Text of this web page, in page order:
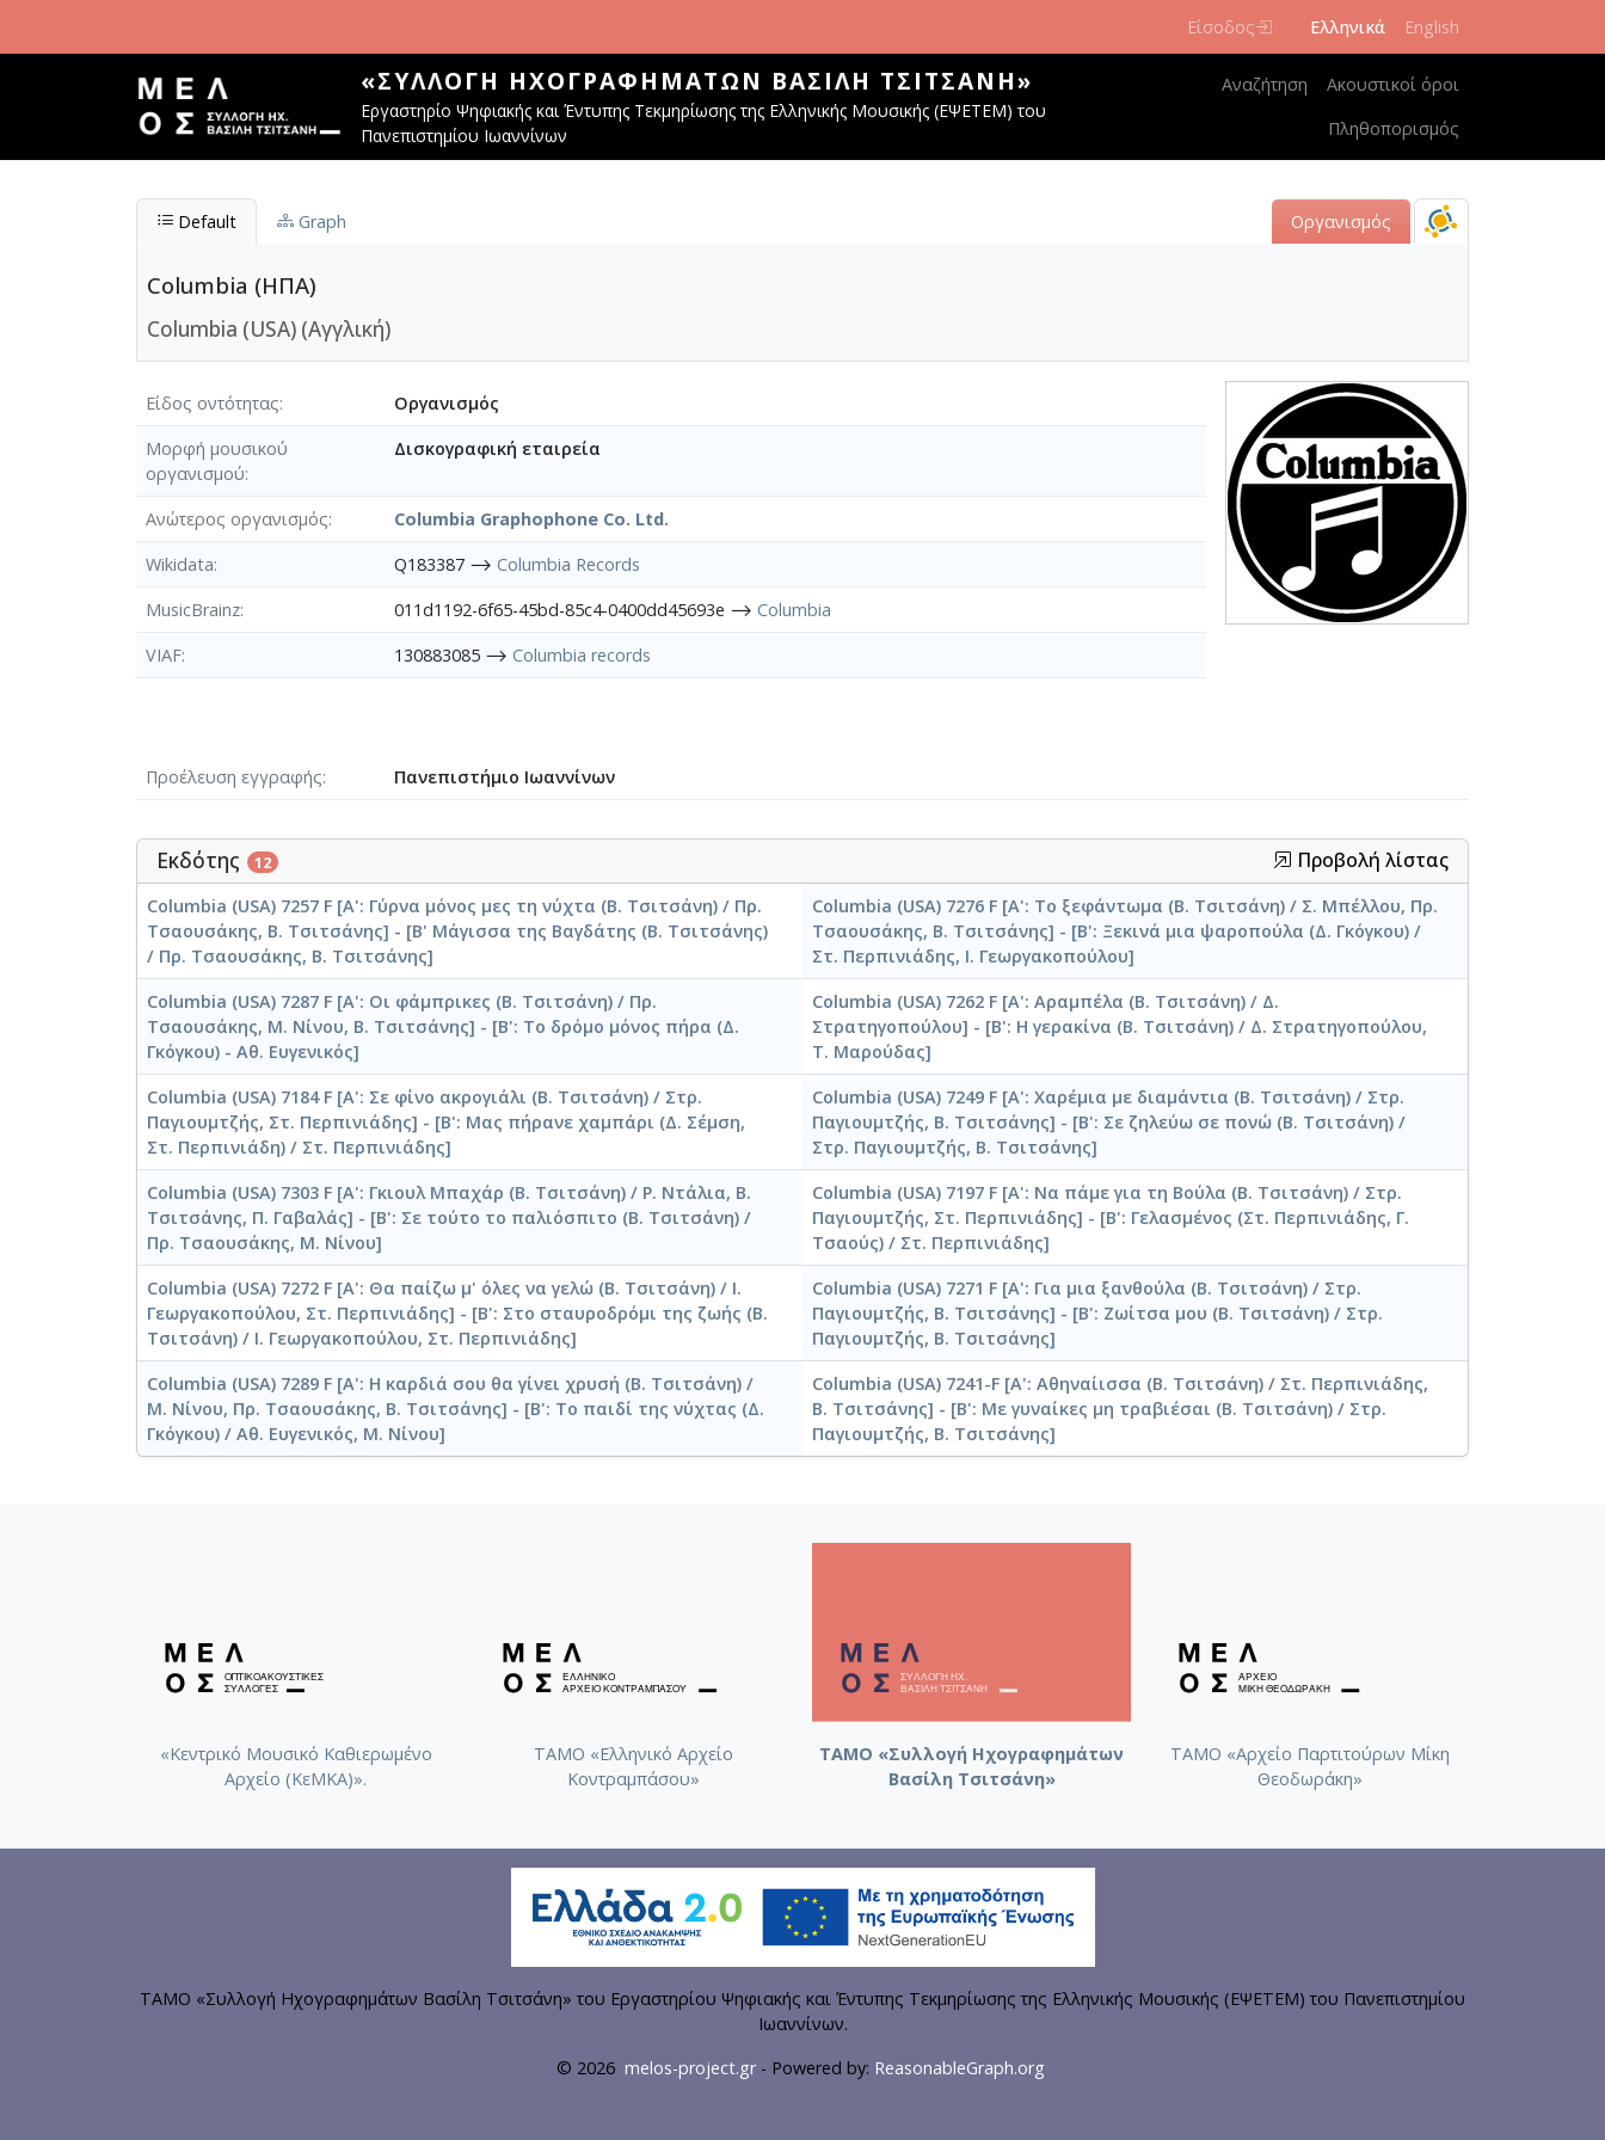
Είσοδος Ελληνικά English
«ΣΥΛΛΟΓΉ ΗΧΟΓΡΑΦΗΜΆΤΩΝ ΒΑΣΊΛΗ ΤΣΙΤΣΆΝΗ»
Εργαστηρίο Ψηφιακής και Έντυπης Τεκμηρίωσης της Ελληνικής Μουσικής (ΕΨΕΤΕΜ) του
Πανεπιστημίου Ιωαννίνων
Κεντρική πλοήγηση
Αναζήτηση
Ακουστικοί όροι
Πληθοπορισμός
Default Graph Οργανισμός
Columbia (ΗΠΑ)
Columbia (USA) (Αγγλική)
Είδος οντότητας
Οργανισμός
Μορφή μουσικού
οργανισμού
Δισκογραφική εταιρεία
Ανώτερος οργανισμός
Columbia Graphophone Co. Ltd.
Wikidata
Q183387 ⟶ Columbia Records
MusicBrainz
011d1192-6f65-45bd-85c4-0400dd45693e ⟶ Columbia
VIAF
130883085 ⟶ Columbia records
Προέλευση εγγραφής Πανεπιστήμιο Ιωαννίνων
Εκδότης 12 Προβολή λίστας
Columbia (USA) 7257 F [Α': Γύρνα μόνος μες τη νύχτα (Β. Τσιτσάνη) / Πρ.
Τσαουσάκης, Β. Τσιτσάνης] - [Β' Μάγισσα της Βαγδάτης (Β. Τσιτσάνης)
/ Πρ. Τσαουσάκης, Β. Τσιτσάνης]
Columbia (USA) 7276 F [Α': Το ξεφάντωμα (Β. Τσιτσάνη) / Σ. Μπέλλου, Πρ.
Τσαουσάκης, Β. Τσιτσάνης] - [Β': Ξεκινά μια ψαροπούλα (Δ. Γκόγκου) /
Στ. Περπινιάδης, Ι. Γεωργακοπούλου]
Columbia (USA) 7287 F [Α': Οι φάμπρικες (Β. Τσιτσάνη) / Πρ.
Τσαουσάκης, Μ. Νίνου, Β. Τσιτσάνης] - [Β': Το δρόμο μόνος πήρα (Δ.
Γκόγκου) - Αθ. Ευγενικός]
Columbia (USA) 7262 F [Α': Αραμπέλα (Β. Τσιτσάνη) / Δ.
Στρατηγοπούλου] - [Β': Η γερακίνα (Β. Τσιτσάνη) / Δ. Στρατηγοπούλου,
Τ. Μαρούδας]
Columbia (USA) 7184 F [Α': Σε φίνο ακρογιάλι (Β. Τσιτσάνη) / Στρ.
Παγιουμτζής, Στ. Περπινιάδης] - [Β': Μας πήρανε χαμπάρι (Δ. Σέμση,
Στ. Περπινιάδη) / Στ. Περπινιάδης]
Columbia (USA) 7249 F [Α': Χαρέμια με διαμάντια (Β. Τσιτσάνη) / Στρ.
Παγιουμτζής, Β. Τσιτσάνης] - [Β': Σε ζηλεύω σε πονώ (Β. Τσιτσάνη) /
Στρ. Παγιουμτζής, Β. Τσιτσάνης]
Columbia (USA) 7303 F [Α': Γκιουλ Μπαχάρ (Β. Τσιτσάνη) / Ρ. Ντάλια, Β.
Τσιτσάνης, Π. Γαβαλάς] - [Β': Σε τούτο το παλιόσπιτο (Β. Τσιτσάνη) /
Πρ. Τσαουσάκης, Μ. Νίνου]
Columbia (USA) 7197 F [Α': Να πάμε για τη Βούλα (Β. Τσιτσάνη) / Στρ.
Παγιουμτζής, Στ. Περπινιάδης] - [Β': Γελασμένος (Στ. Περπινιάδης, Γ.
Τσαούς) / Στ. Περπινιάδης]
Columbia (USA) 7272 F [Α': Θα παίζω μ' όλες να γελώ (Β. Τσιτσάνη) / Ι.
Γεωργακοπούλου, Στ. Περπινιάδης] - [Β': Στο σταυροδρόμι της ζωής (Β.
Τσιτσάνη) / Ι. Γεωργακοπούλου, Στ. Περπινιάδης]
Columbia (USA) 7271 F [Α': Για μια ξανθούλα (Β. Τσιτσάνη) / Στρ.
Παγιουμτζής, Β. Τσιτσάνης] - [Β': Ζωίτσα μου (Β. Τσιτσάνη) / Στρ.
Παγιουμτζής, Β. Τσιτσάνης]
Columbia (USA) 7289 F [Α': Η καρδιά σου θα γίνει χρυσή (Β. Τσιτσάνη) /
Μ. Νίνου, Πρ. Τσαουσάκης, Β. Τσιτσάνης] - [Β': Το παιδί της νύχτας (Δ.
Γκόγκου) / Αθ. Ευγενικός, Μ. Νίνου]
Columbia (USA) 7241-F [Α': Αθηναίισσα (Β. Τσιτσάνη) / Στ. Περπινιάδης,
Β. Τσιτσάνης] - [Β': Με γυναίκες μη τραβιέσαι (Β. Τσιτσάνη) / Στρ.
Παγιουμτζής, Β. Τσιτσάνης]
«Κεντρικό Μουσικό Καθιερωμένο
Αρχείο (ΚεΜΚΑ)».
ΤΑΜΟ «Ελληνικό Αρχείο
Κοντραμπάσου»
ΤΑΜΟ «Συλλογή Ηχογραφημάτων
Βασίλη Τσιτσάνη»
ΤΑΜΟ «Αρχείο Παρτιτούρων Μίκη
Θεοδωράκη»
ΤΑΜΟ «Συλλογή Ηχογραφημάτων Βασίλη Τσιτσάνη» του Εργαστηρίου Ψηφιακής και Έντυπης Τεκμηρίωσης της Ελληνικής Μουσικής (ΕΨΕΤΕΜ) του Πανεπιστημίου
Ιωαννίνων.
© 2026 melos-project.gr- Powered by: ReasonableGraph.org